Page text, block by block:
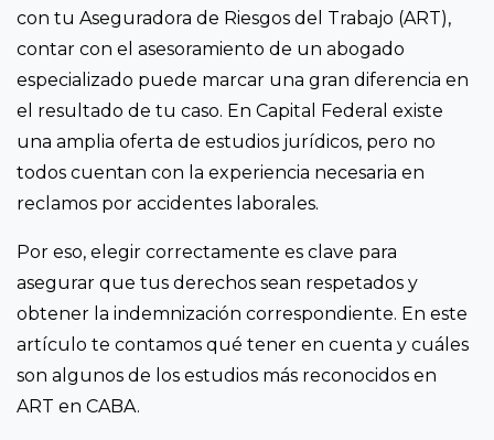
con tu Aseguradora de Riesgos del Trabajo (ART),
contar con el asesoramiento de un abogado
especializado puede marcar una gran diferencia en
el resultado de tu caso. En Capital Federal existe
una amplia oferta de estudios jurídicos, pero no
todos cuentan con la experiencia necesaria en
reclamos por accidentes laborales.
Por eso, elegir correctamente es clave para
asegurar que tus derechos sean respetados y
obtener la indemnización correspondiente. En este
artículo te contamos qué tener en cuenta y cuáles
son algunos de los estudios más reconocidos en
ART en CABA.